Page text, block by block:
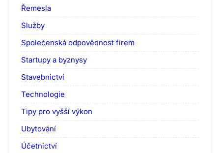
Řemesla
Služby
Společenská odpovědnost firem
Startupy a byznysy
Stavebnictví
Technologie
Tipy pro vyšší výkon
Ubytování
Účetnictví